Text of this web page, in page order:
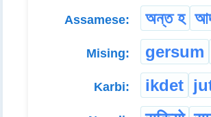
Assamese: অন্ত হ
Mising: gersum
Karbi: ikdet